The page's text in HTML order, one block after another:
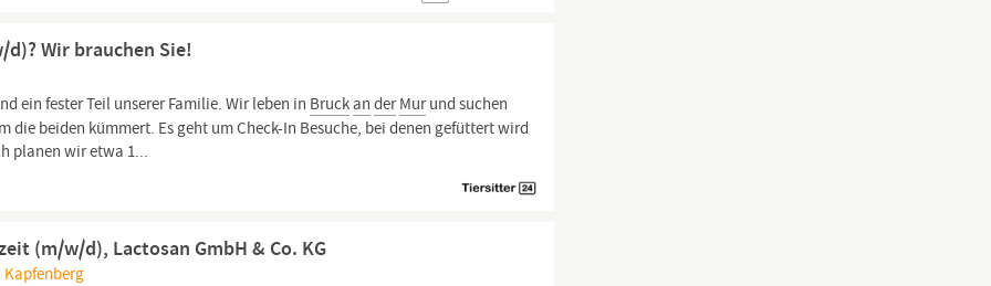
Wir brauchen Sie!
ein fester Teil unserer Familie. Wir leben in Bruckan derMurund suchen
die beiden kümmert. Es geht um Check-In Besuche, bei denen gefüttert wird
planen wir etwa 1...
(m/w/d), Lactosan GmbH & Co. KG
Kapfenberg